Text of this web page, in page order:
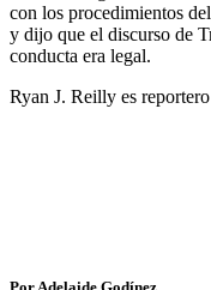
con los procedimientos
y dijo que el discurso de
conducta era legal.
Ryan J. Reilly es